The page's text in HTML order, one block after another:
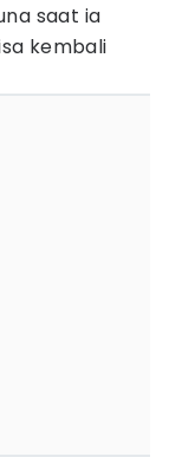
saat ia
kembali